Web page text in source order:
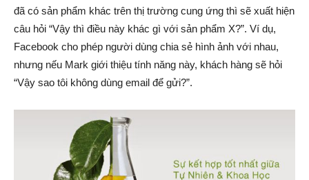
đã có sản phẩm khác trên thị trường cung ứng thì sẽ xuất hiện
câu hỏi “Vậy thì điều này khác gì với sản phẩm X?”. Ví dụ,
Facebook cho phép người dùng chia sẻ hình ảnh với nhau,
nhưng nếu Mark giới thiệu tính năng này, khách hàng sẽ hỏi
“Vậy sao tôi không dùng email để gửi?”.